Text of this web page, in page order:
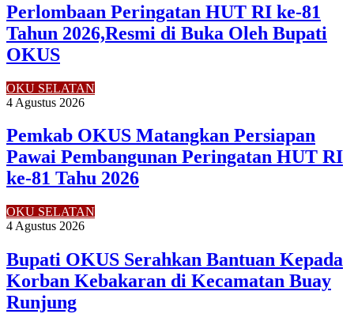
Perlombaan Peringatan HUT RI ke-81
Tahun 2026,Resmi di Buka Oleh Bupati
OKUS
OKU SELATAN
4 Agustus 2026
Pemkab OKUS Matangkan Persiapan
Pawai Pembangunan Peringatan HUT RI
ke-81 Tahu 2026
OKU SELATAN
4 Agustus 2026
Bupati OKUS Serahkan Bantuan Kepada
Korban Kebakaran di Kecamatan Buay
Runjung